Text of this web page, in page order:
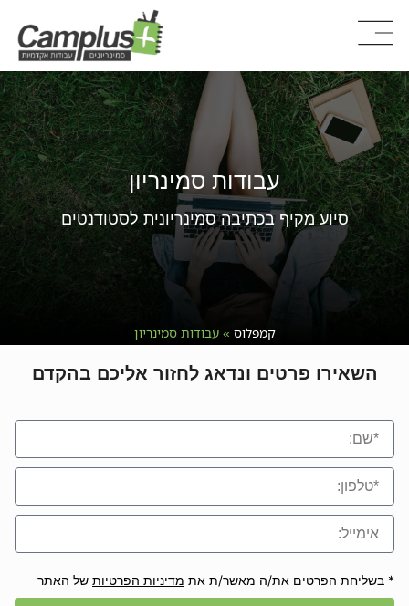
עבודות סמינריון
סיוע מקיף בכתיבה סמינריונית לסטודנטים
קמפלוס »עבודות סמינריון
השאירו פרטים ונדאג לחזור אליכם בהקדם
* בשליחת הפרטים את/ה מאשר/ת את מדיניות הפרטיות של האתר